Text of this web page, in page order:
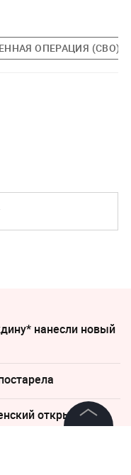
ОПЕРАЦИЯ (СВО)
нанесли новый
открыл